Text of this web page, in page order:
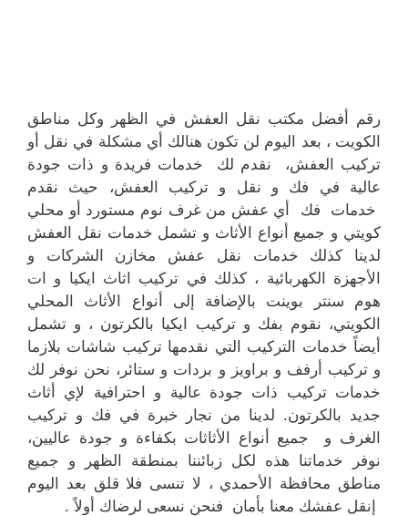
رقم أفضل مكتب نقل العفش في الظهر وكل مناطق
الكويت ، بعد اليوم لن تكون هنالك أي مشكلة في نقل أو
تركيب العفش، نقدم لك خدمات فريدة و ذات جودة
عالية في فك و نقل و تركيب العفش، حيث نقدم
خدمات فك أي عفش من غرف نوم مستورد أو محلي
كويتي و جميع أنواع الأثاث و تشمل خدمات نقل العفش
لدينا كذلك خدمات نقل عفش مخازن الشركات و
الأجهزة الكهربائية ، كذلك في تركيب اثاث ايكيا و ات
هوم سنتر بوينت بالإضافة إلى أنواع الأثاث المحلي
الكويتي، نقوم بفك و تركيب ايكيا بالكرتون ، و تشمل
أيضاً خدمات التركيب التي نقدمها تركيب شاشات بلازما
و تركيب أرفف و براويز و بردات و ستائر، نحن نوفر لك
خدمات تركيب ذات جودة عالية و احترافية لإي أثاث
جديد بالكرتون. لدينا من نجار خبرة في فك و تركيب
الغرف و جميع أنواع الأثاثات بكفاءة و جودة عاليين،
نوفر خدماتنا هذه لكل زبائننا بمنطقة الظهر و جميع
مناطق محافظة الأحمدي ، لا تنسى فلا قلق بعد اليوم
إنقل عفشك معنا بأمان فنحن نسعى لرضاك أولاً .